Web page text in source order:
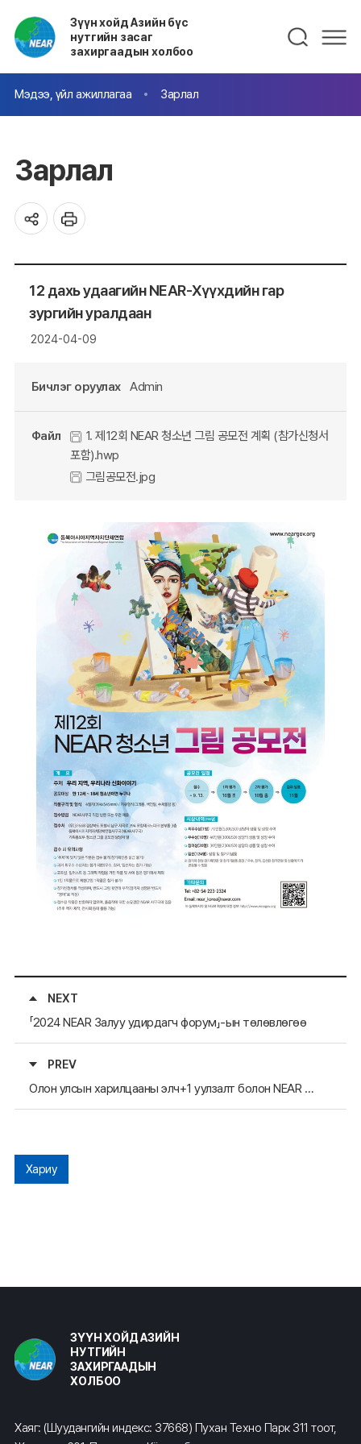
Зүүн хойд Азийн бүс
нутгийн засаг
захиргаадын холбоо
Мэдээ, үйл ажиллагаа Зарлал
Зарлал
12 дахь удаагийн NEAR-Хүүхдийн гар
зургийн уралдаан
2024-04-09
Бичлэг оруулах Admin
Файл
1. 제12회 NEAR 청소년 그림 공모전 계획 (참가신청서
포함).hwp
그림공모전.jpg
NEXT
「2024 NEAR Залуу удирдагч форум」-ын төлөвлөгөө
PREV
Олон улсын харилцааны элч+1 уулзалт болон NEAR 2024 гишүүн орон нутгуудын мэргэжилтнүүдийн хурал болох тухай
Хариу
ЗҮҮН ХОЙД АЗИЙН
НУТГИЙН
ЗАХИРГААДЫН
ХОЛБОО
Хаяг: (Шуудангийн индекс: 37668) Пухан Техно Парк 311 тоот,